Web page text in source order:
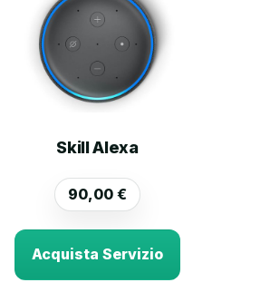
Skill Alexa
90,00€
Acquista Servizio